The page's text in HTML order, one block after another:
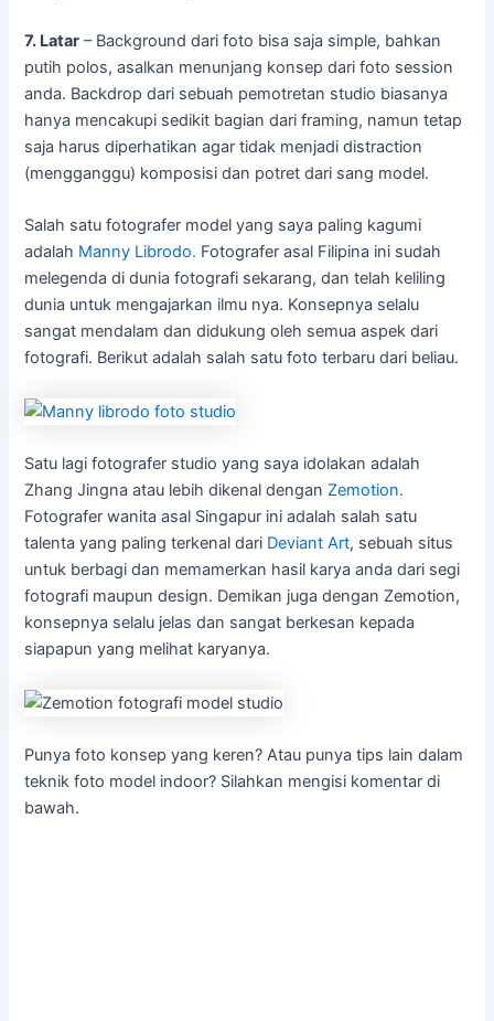
7. Latar – Background dari foto bisa saja simple, bahkan
putih polos, asalkan menunjang konsep dari foto session
anda. Backdrop dari sebuah pemotretan studio biasanya
hanya mencakupi sedikit bagian dari framing, namun tetap
saja harus diperhatikan agar tidak menjadi distraction
(mengganggu) komposisi dan potret dari sang model.
Salah satu fotografer model yang saya paling kagumi
adalah Manny Librodo. Fotografer asal Filipina ini sudah
melegenda di dunia fotografi sekarang, dan telah keliling
dunia untuk mengajarkan ilmu nya. Konsepnya selalu
sangat mendalam dan didukung oleh semua aspek dari
fotografi. Berikut adalah salah satu foto terbaru dari beliau.
Satu lagi fotografer studio yang saya idolakan adalah
Zhang Jingna atau lebih dikenal dengan Zemotion.
Fotografer wanita asal Singapur ini adalah salah satu
talenta yang paling terkenal dari Deviant Art, sebuah situs
untuk berbagi dan memamerkan hasil karya anda dari segi
fotografi maupun design. Demikan juga dengan Zemotion,
konsepnya selalu jelas dan sangat berkesan kepada
siapapun yang melihat karyanya.
Punya foto konsep yang keren? Atau punya tips lain dalam
teknik foto model indoor? Silahkan mengisi komentar di
bawah.